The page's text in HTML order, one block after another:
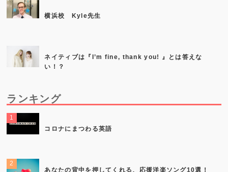
横浜校 Kyle先生
ネイティブは『I’m fine, thank you! 』とは答えな
い！？
ランキング
コロナにまつわる英語
あなたの背中を押してくれる、応援洋楽ソング10選！